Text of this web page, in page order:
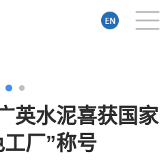
英水泥喜获国家
厂”称号